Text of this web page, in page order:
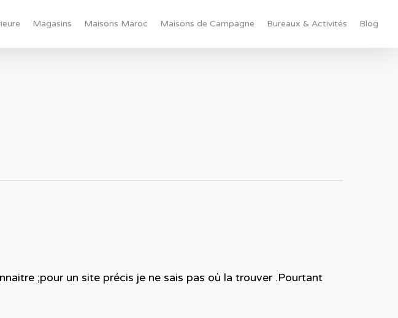
Magasins Maisons Maroc Maisons de Campagne Bureaux & Activités Blog
;pour un site précis je ne sais pas où la trouver .Pourtant